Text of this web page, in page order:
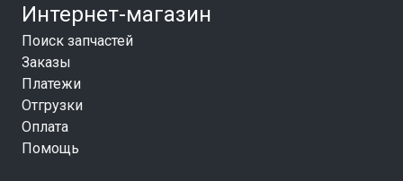
Интернет-магазин
Поиск запчастей
Заказы
Платежи
Отгрузки
Оплата
Помощь